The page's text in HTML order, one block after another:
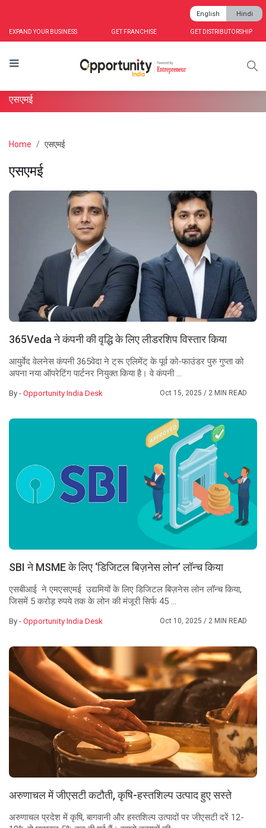
EXPAND YOUR BUSINESS GET FRANCHISE GET DISTRIBUTORSHIP
English Hindi
एसएमई
Home एसएमई
एसएमई
365Veda ने कंपनी की वृद्धि के लिए लीडरशिप विस्तार किया
आयुर्वेद वेलनेस कंपनी 365वेदा ने ट्रू एलिमेंट् के पूर्व को-फाउंडर पुरु गुप्ता को
अपना नया ऑपरेटिंग पार्टनर नियुक्त किया है। वे कंपनी ...
By -Opportunity India Desk Oct 15, 2025/ 2 MIN READ
SBI ने MSME के लिए ‘डिजिटल बिज़नेस लोन’ लॉन्च किया
एसबीआई ने एमएसएमई उद्यमियों के लिए डिजिटल बिज़नेस लोन लॉन्च किया,
जिसमें 5 करोड़ रुपये तक के लोन की मंजूरी सिर्फ 45 ...
By -Opportunity India Desk Oct 10, 2025/ 2 MIN READ
अरुणाचल में जीएसटी कटौती, कृषि-हस्तशिल्प उत्पाद हुए सस्ते
अरुणाचल प्रदेश में कृषि, बागवानी और हस्तशिल्प उत्पादों पर जीएसटी दरें 12-